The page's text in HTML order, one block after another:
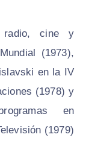
radio, cine y
(1973),
en la IV
(1978) y
en
(1979).